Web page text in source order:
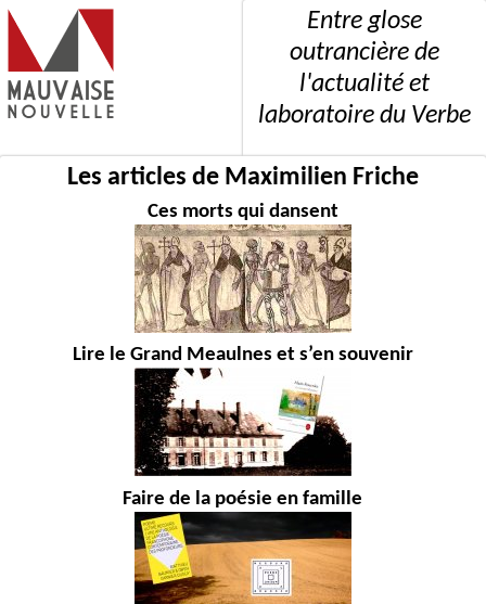
Entre glose
outrancière de
l'actualité et
laboratoire du Verbe
Les articles de Maximilien Friche
Ces morts qui dansent
Lire le Grand Meaulnes et s’en souvenir
Faire de la poésie en famille